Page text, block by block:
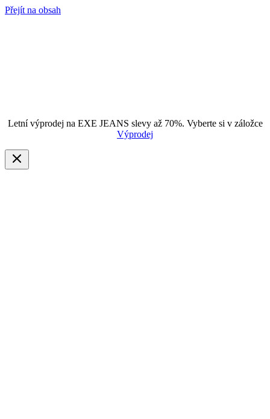
Přejít na obsah
Letní výprodej na EXE JEANS slevy až 70%. Vyberte si v záložce
Výprodej